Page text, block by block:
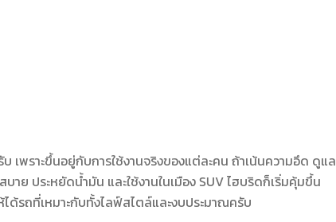
เพราะขึ้นอยู่กับการใช้งานจริงของแต่ละคน ถ้าเน้นความอึด ดูแล
าย ประหยัดน้ำมัน และใช้งานในเมือง SUV ไฮบริดก็เริ่มคุ้มขึ้น
ด้รถที่เหมาะกับทั้งไลฟ์สไตล์และงบประมาณครับ